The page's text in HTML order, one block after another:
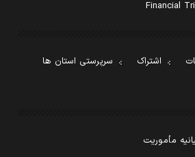
اشتراک
سرپرستی استان ها
مأموریت